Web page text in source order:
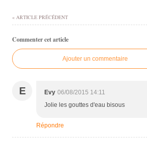
« ARTICLE PRÉCÉDENT
Commenter cet article
Ajouter un commentaire
E Evy 06/08/2015 14:11
Jolie les gouttes d'eau bisous
Répondre